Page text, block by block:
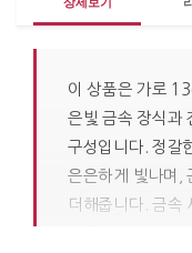
이 상품은 가로
은빛 금속 장식과
구성입니다. 정갈
은은하게 빛나며,
더해줍니다. 금속